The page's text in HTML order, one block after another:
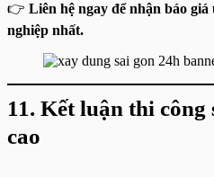
👉 Liên hệ ngay để nhận báo
nghiệp nhất.
11. Kết luận thi công
cao